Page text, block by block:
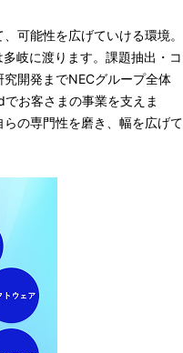
可能性を広げていける環境。
岐に渡ります。課題抽出・コ
開発までNECグループ全体
お客さまの事業を支えま
の専門性を磨き、幅を広げて